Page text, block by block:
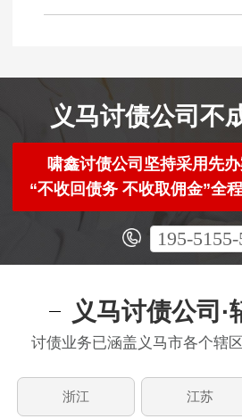
义马讨债公司不
啸鑫讨债公司坚持采用先
“不收回债务 不收取佣金”全
195-
义马讨债公司·
讨债业务已涵盖义马市各个辖
浙江 江苏